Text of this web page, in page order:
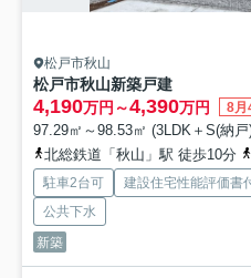
松戸市秋山
松戸市秋山新築戸建
4,190万円～4,390万円 8月
97.29㎡～98.53㎡ (3LDK＋S(納
北総鉄道「秋山」駅 徒歩10分
駐車2台可 建設住宅性能評価書
公共下水
新築